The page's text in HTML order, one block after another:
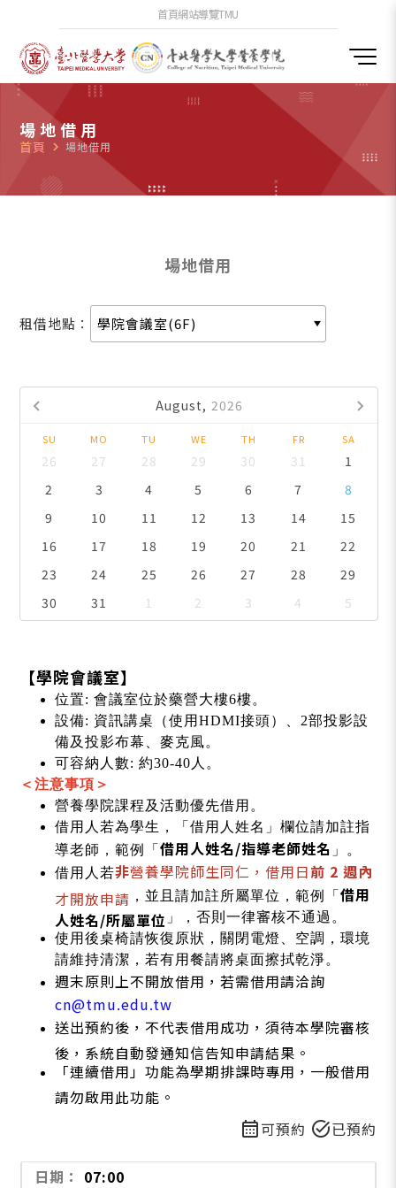
首頁網站導覽TMU
場地借用
首頁 navigate_next 場地借用
場地借用
租借地點：
August, 2026
SU MO TU WE TH FR SA
26 27 28 29 30 31
1
2
3 4 5 6 7
8
9
10 11 12 13 14
15
16
17 18 19 20 21
22
23
24 25 26 27 28
29
30
31 1 2 3 4 5
【學院會議室】
位置: 會議室位於藥營大樓6樓。
設備: 資訊講桌（使用HDMI接頭）、2部投影設
備及投影布幕、麥克風。
可容納人數: 約30-40人。
＜注意事項＞
營養學院課程及活動優先借用。
借用人若為學生，「借用人姓名」欄位請加註指
導老師，範例「借用人姓名/指導老師姓名 」。
借用人若非營養學院師生同仁，借用日前 2 週內
才開放申請 ，並且請加註所屬單位，範例「借用
人姓名/所屬單位 」，否則一律審核不通過。
使用後桌椅請恢復原狀，關閉電燈、空調，環境
請維持清潔，若有用餐請將桌面擦拭乾淨。
週末原則上不開放借用，若需借用請洽詢
cn@tmu.edu.tw
送出預約後，不代表借用成功，須待本學院審核
後，系統自動發通知信告知申請結果。
「連續借用」功能為學期排課時專用，一般借用
請勿啟用此功能。
calendar_month可預約 task_alt已預約
07:00